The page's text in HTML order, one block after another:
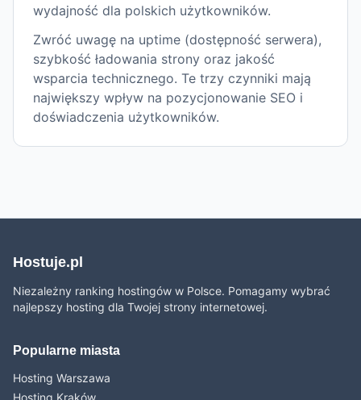
wydajność dla polskich użytkowników.
Zwróć uwagę na uptime (dostępność serwera),
szybkość ładowania strony oraz jakość
wsparcia technicznego. Te trzy czynniki mają
największy wpływ na pozycjonowanie SEO i
doświadczenia użytkowników.
Hostuje.pl
Niezależny ranking hostingów w Polsce. Pomagamy wybrać
najlepszy hosting dla Twojej strony internetowej.
Popularne miasta
Hosting Warszawa
Hosting Kraków